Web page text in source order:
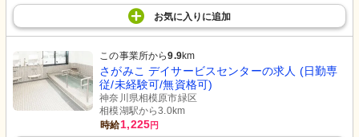
お気に入り に追加
この事業所から9.9km
さがみこ デイサービスセンターの求人 (日勤専
従/未経験可/無資格可)
神奈川県相模原市緑区
相模湖駅から3.0km
時給1,225円